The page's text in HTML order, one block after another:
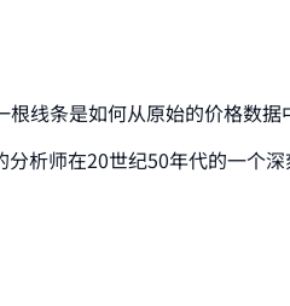
线条是如何从原始的价格数据
析师在20世纪50年代的一个